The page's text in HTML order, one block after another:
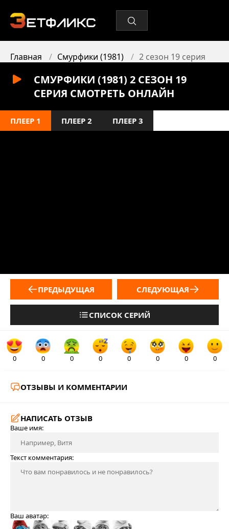
Главная Смурфики (1981) 2 сезон 19 серия
СМУРФИКИ (1981) 2 СЕЗОН 19
СЕРИЯ СМОТРЕТЬ ОНЛАЙН
ПЛЕЕР 1 ПЛЕЕР 2 ПЛЕЕР 3
ПРЕДЫДУЩАЯ
СПИСОК СЕРИЙ
СЛЕДУЮЩАЯ
0 0 0 0 0 0 0 0
ОТЗЫВЫ И КОММЕНТАРИИ
НАПИСАТЬ ОТЗЫВ
Ваше имя:
Текст комментария:
Ваш аватар: